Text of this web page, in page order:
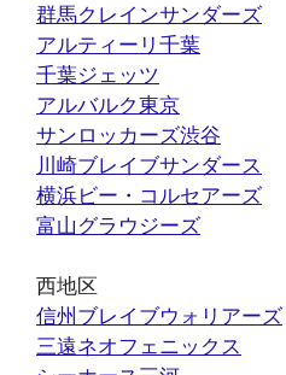
群馬クレインサンダーズ
アルティーリ千葉
千葉ジェッツ
アルバルク東京
サンロッカーズ渋谷
川崎ブレイブサンダース
横浜ビー・コルセアーズ
富山グラウジーズ
西地区
信州ブレイブウォリアーズ
三遠ネオフェニックス